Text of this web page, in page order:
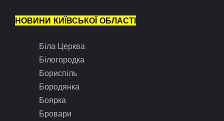
НОВИНИ КИЇВСЬКОЇ ОБЛАСТІ
Біла Церква
Білогородка
Бориспіль
Бородянка
Боярка
Бровари